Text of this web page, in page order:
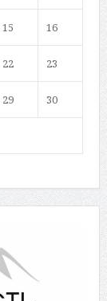
15 16
22 23
29 30